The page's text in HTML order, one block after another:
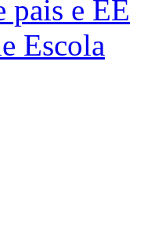
pais e EE
Escola